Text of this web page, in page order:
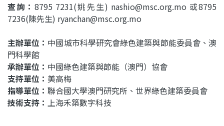
查詢：8795 7231(姚先生) nashio@msc.org.mo 或8795
7236(陳先生) ryanchan@msc.org.mo
主辦單位： 中國城市科學研究會綠色建築與節能委員會、澳
門科學館
承辦單位： 中國綠色建築與節能（澳門）協會
支持單位： 美高梅
指導單位： 聯合國大學澳門研究所、世界綠色建築委員會
技術支持： 上海禾築數字科技